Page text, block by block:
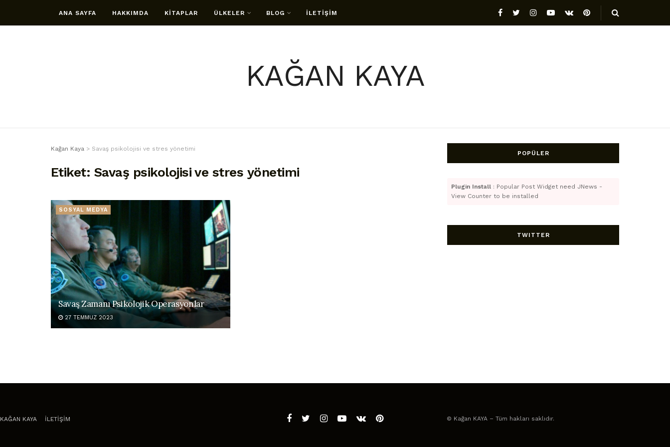
ANA SAYFA HAKKIMDA KİTAPLAR ÜLKELER BLOG İLETİŞİM
KAĞAN KAYA
Kağan Kaya > Savaş psikolojisi ve stres yönetimi
Etiket: Savaş psikolojisi ve stres yönetimi
SOSYAL MEDYA
Savaş Zamanı Psikolojik Operasyonlar
27 TEMMUZ 2023
POPÜLER
Plugin Install : Popular Post Widget need JNews -
View Counter to be installed
TWITTER
KAĞAN KAYA İLETİŞİM © Kağan KAYA – Tüm hakları saklıdır.